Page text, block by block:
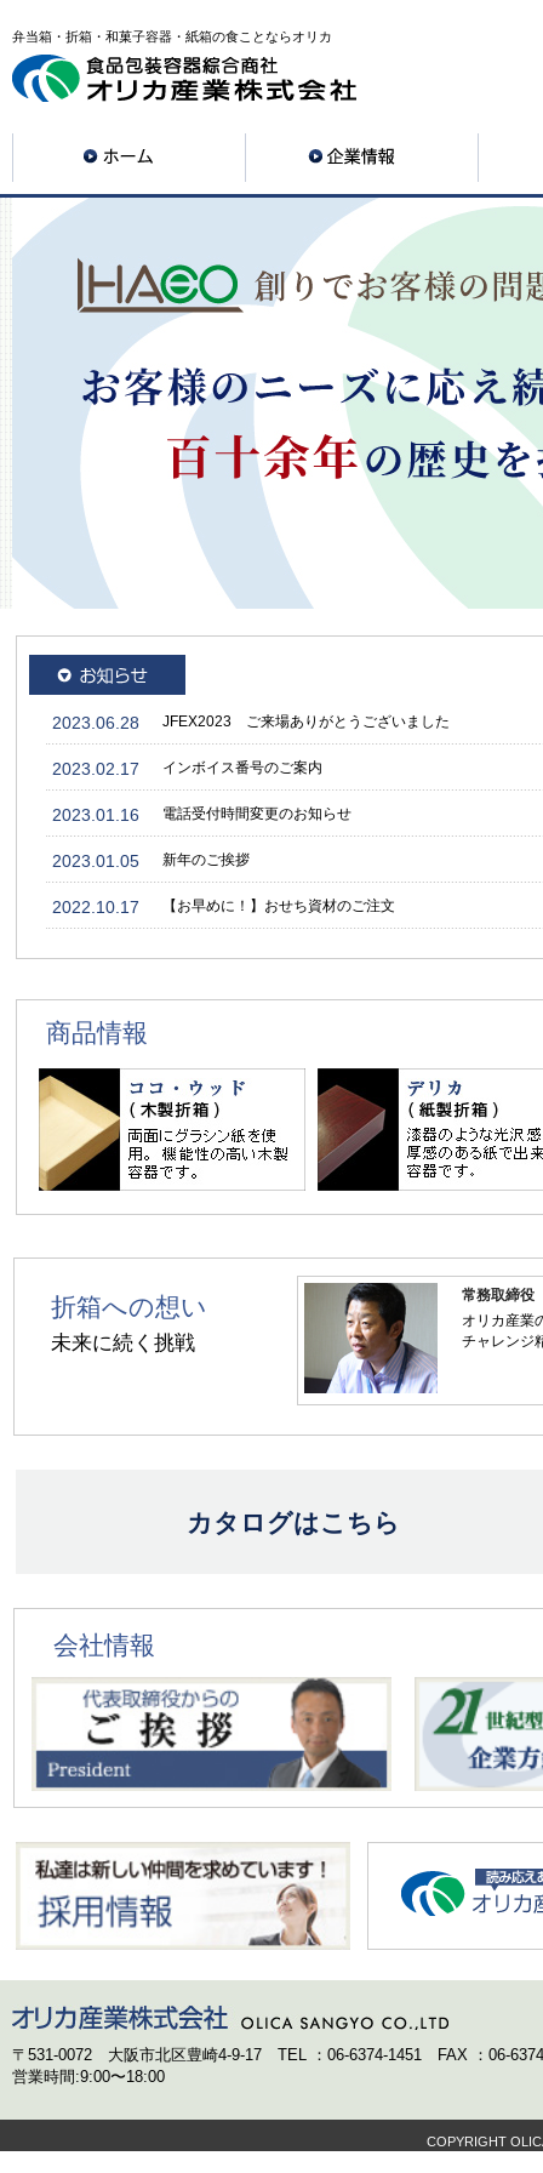
弁当箱・折箱・和菓子容器・紙箱の食ことならオリカ
2023.06.28 JFEX2023 ご来場ありがとうございました
2023.02.17 インボイス番号のご案内
2023.01.16 電話受付時間変更のお知らせ
2023.01.05 新年のご挨拶
2022.10.17 【お早めに！】おせち資材のご注文
商品情報
折箱への想い
未来に続く挑戦
常務取締
オリカ産業
チャレンジ
カタログはこちら
会社情報
〒531-0072 大阪市北区豊崎4-9-17 TEL ：06-6374-1451 FAX ：06-
営業時間:9:00〜18:00
COPYRIGHT